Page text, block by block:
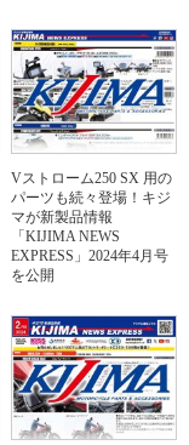
Vストローム250 SX 用の
パーツも続々登場！キジ
マが新製品情報
「KIJIMA NEWS
EXPRESS」2024年4月号
を公開